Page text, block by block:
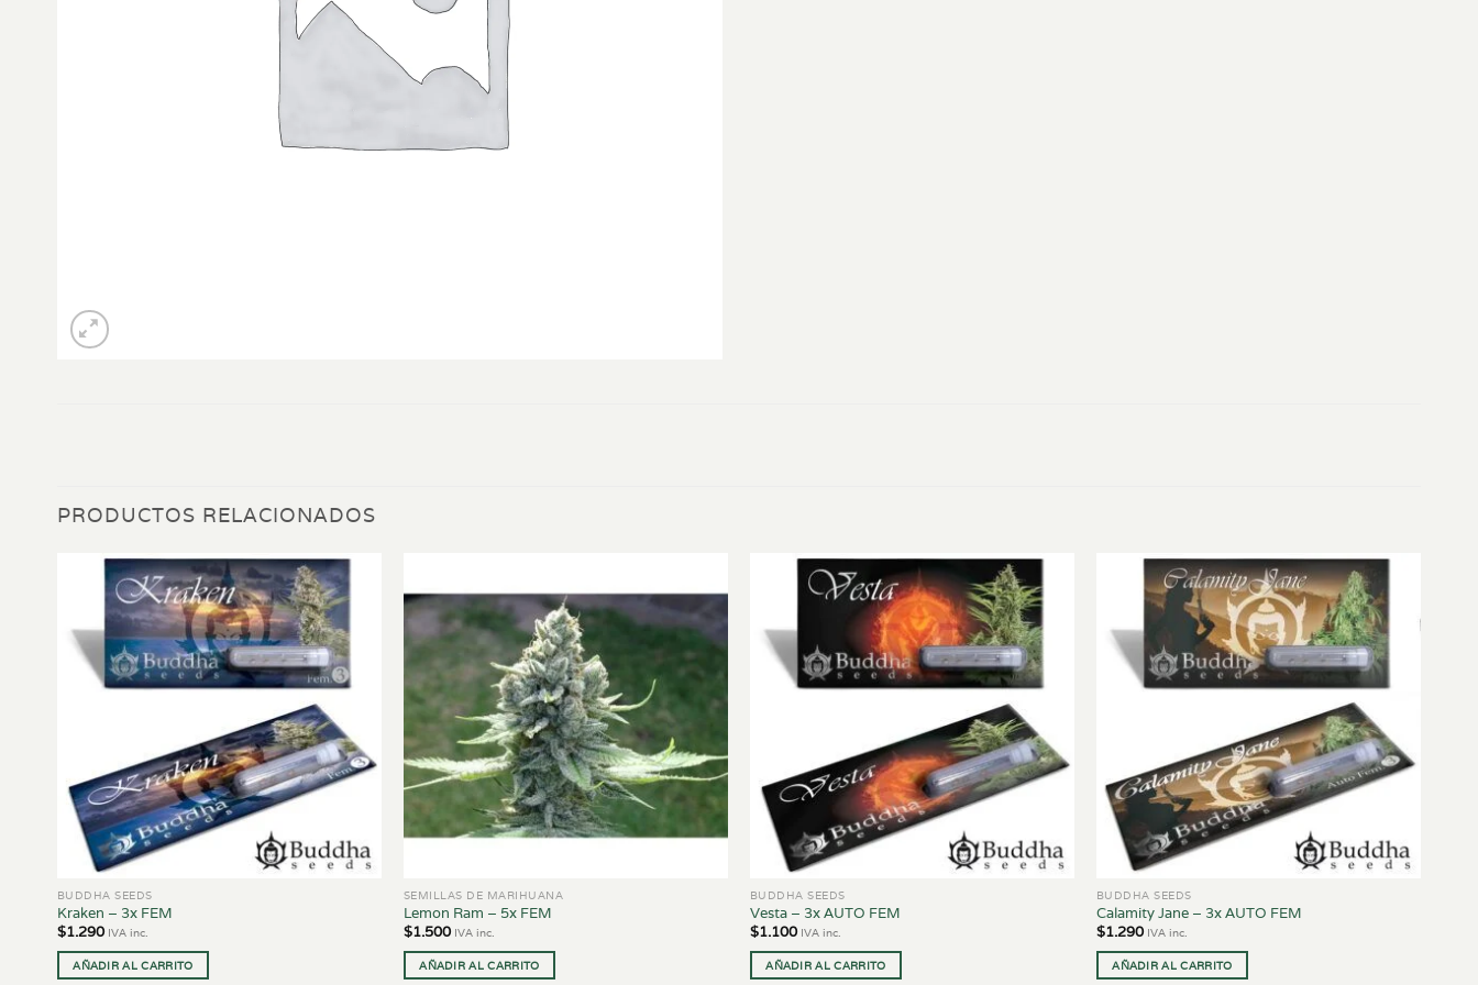
PRODUCTOS RELACIONADOS
BUDDHA SEEDS
Kraken – 3x FEM
$1.290 IVA inc.
AÑADIR AL CARRITO
SEMILLAS DE MARIHUANA
Lemon Ram – 5x FEM
$1.500 IVA inc.
AÑADIR AL CARRITO
BUDDHA SEEDS
Vesta – 3x AUTO FEM
$1.100 IVA inc.
AÑADIR AL CARRITO
BUDDHA SEEDS
Calamity Jane – 3x AUTO FEM
$1.290 IVA inc.
AÑADIR AL CARRITO